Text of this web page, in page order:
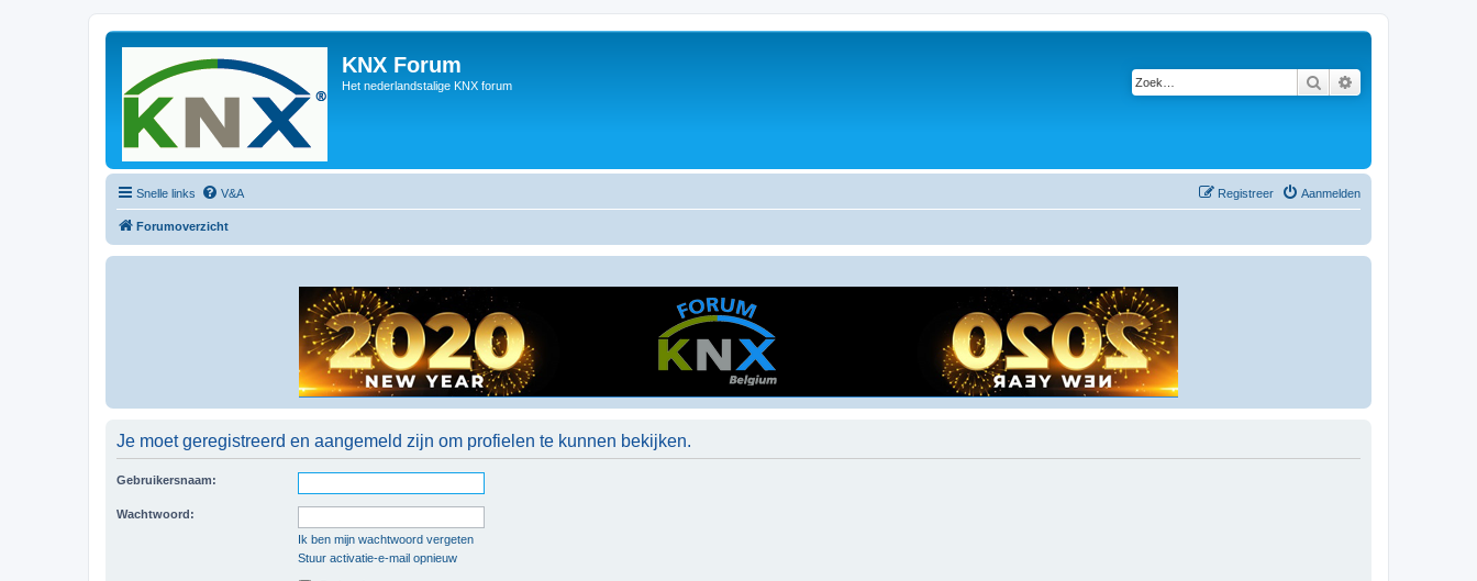
KNX Forum
Het nederlandstalige KNX forum Zoek
Snelle links V&A Aanmelden
Registreer
Forumoverzicht
Je moet geregistreerd en aangemeld zijn om profielen te kunnen bekijken.
Gebruikersnaam:
Wachtwoord:
Ik ben mijn wachtwoord vergeten
Stuur activatie-e-mail opnieuw